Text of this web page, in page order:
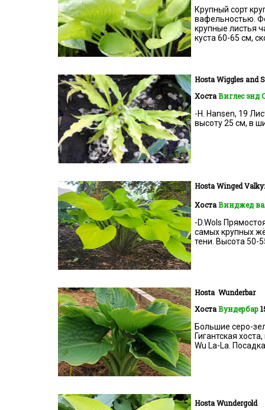
Крупный сорт
вафельностью.
крупные листья
куста 60-65 см,
HostaWiggles and
ХостаВиглес энд
-H. Hansen, 19
высоту 25 см, в
Hosta Winged
ХостаВинджед
-D.Wols
самых крупных
тени. Высота 50-
Hosta Wunderbar
ХостаВундербар
Большие серо-
Гигантская
Wu La-La.
HostaWundergold